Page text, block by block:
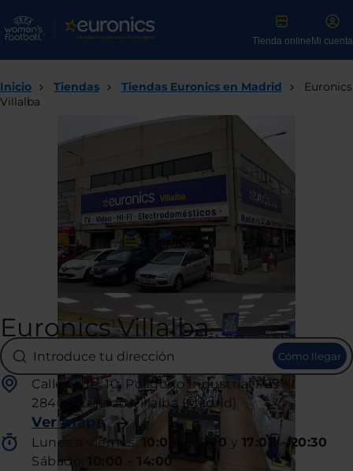
Tienda online Mi cuenta
Inicio Tiendas Tiendas Euronics en Madrid
Euronics
Villalba
Euronics Villalba
Introduce tu dirección Cómo llegar
Calle Jade, 10. Poligono Industrial P29
28400 Collado Villalba (Madrid)
Ver mapa
Lunes viernes: 10:00 - 14:00 y 17:00 - 20:30
Sábado
10:00 - 14:00